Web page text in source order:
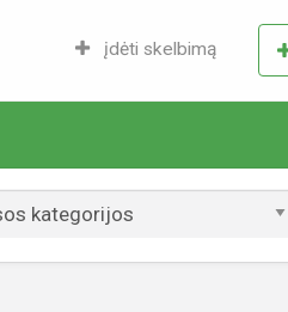
įdėti skelbimą